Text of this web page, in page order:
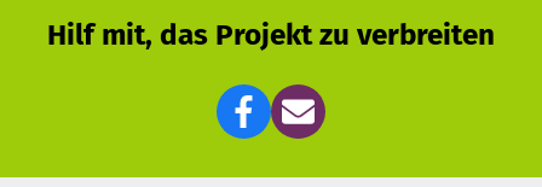
Ihre Spende wirkt – ganz konkret:
Bevölkerungsschutz mit Rettungshunde-, Drohnen- und
Psychosoziale Notfallversorgung durch unser
Kriseninterventionsteam
Hilf mit, das Projekt zu verbreiten